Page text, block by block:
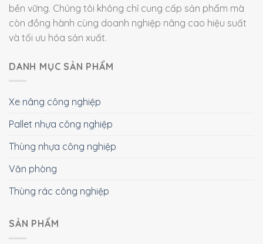
bền vững. Chúng tôi không chỉ cung cấp sản phẩm mà
còn đồng hành cùng doanh nghiệp nâng cao hiệu suất
và tối ưu hóa sản xuất.
DANH MỤC SẢN PHẨM
Xe nâng công nghiệp
Pallet nhựa công nghiệp
Thùng nhựa công nghiệp
Văn phòng
Thùng rác công nghiệp
SẢN PHẨM